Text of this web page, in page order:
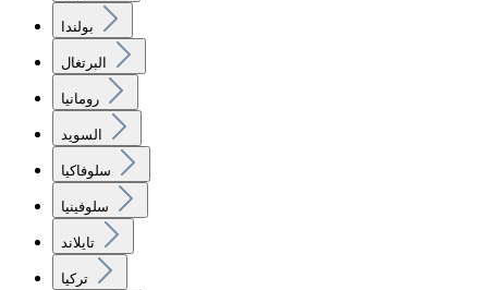
بولندا
البرتغال
رومانيا
السويد
سلوفاكيا
سلوفينيا
تايلاند
تركيا